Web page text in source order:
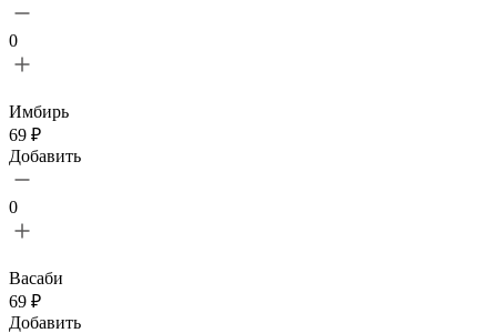
0
Имбирь
69 ₽
Добавить
0
Васаби
69 ₽
Добавить